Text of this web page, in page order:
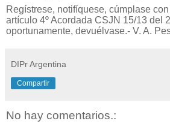
Regístrese, notifíquese, cúmplase
artículo 4º Acordada CSJN 15/13 del
oportunamente, devuélvase.- V. A.
DIPr Argentina
Compartir
No hay comentarios.: